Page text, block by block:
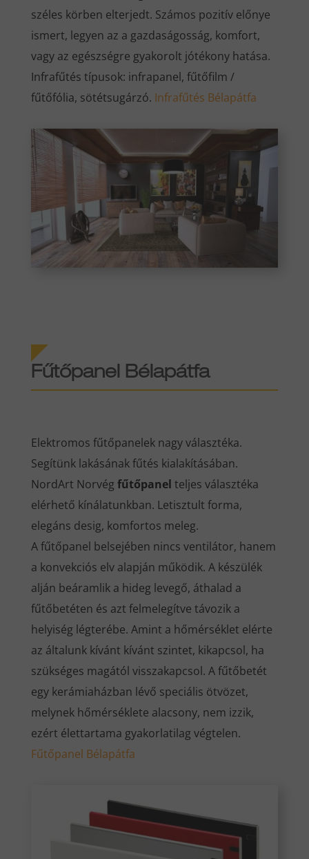
széles körben elterjedt. Számos pozitív előnye
ismert, legyen az a gazdaságosság, komfort,
vagy az egészségre gyakorolt jótékony hatása.
Infrafűtés típusok: infrapanel, fűtőfilm /
fűtőfólia, sötétsugárzó. Infrafűtés Bélapátfa
Fűtőpanel Bélapátfa
Elektromos fűtőpanelek nagy választéka.
Segítünk lakásának fűtés kialakításában.
NordArt Norvég fűtőpanel teljes választéka
elérhető kínálatunkban. Letisztult forma,
elegáns desig, komfortos meleg.
A fűtőpanel belsejében nincs ventilátor, hanem
a konvekciós elv alapján működik. A készülék
alján beáramlik a hideg levegő, áthalad a
fűtőbetéten és azt felmelegítve távozik a
helyiség légterébe. Amint a hőmérséklet elérte
az általunk kívánt kívánt szintet, kikapcsol, ha
szükséges magától visszakapcsol. A fűtőbetét
egy kerámiaházban lévő speciális ötvözet,
melynek hőmérséklete alacsony, nem izzik,
ezért élettartama gyakorlatilag végtelen.
Fűtőpanel Bélapátfa